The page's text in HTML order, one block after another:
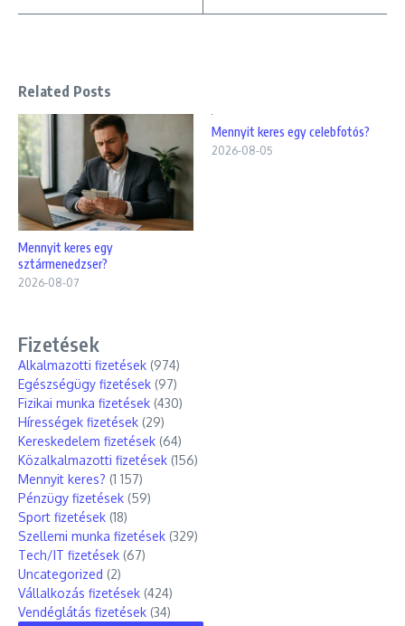
Related Posts
Mennyit keres egy
sztármenedzser?
2026-08-07
Mennyit keres egy celebfotós?
2026-08-05
Fizetések
Alkalmazotti fizetések (974)
Egészségügy fizetések (97)
Fizikai munka fizetések (430)
Hírességek fizetések (29)
Kereskedelem fizetések (64)
Közalkalmazotti fizetések (156)
Mennyit keres? (1 157)
Pénzügy fizetések (59)
Sport fizetések (18)
Szellemi munka fizetések (329)
Tech/IT fizetések (67)
Uncategorized (2)
Vállalkozás fizetések (424)
Vendéglátás fizetések (34)